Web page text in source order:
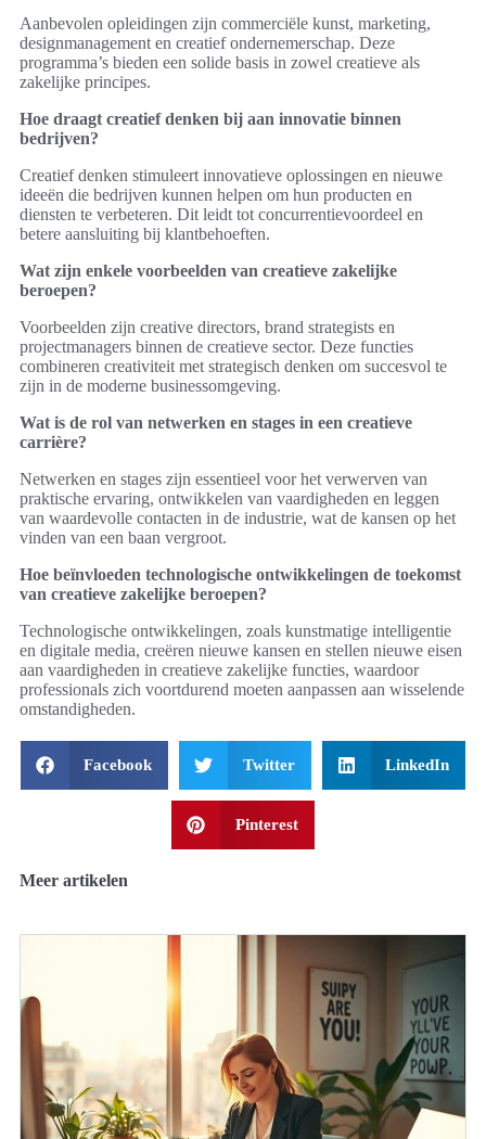
Aanbevolen opleidingen zijn commerciële kunst, marketing,
designmanagement en creatief ondernemerschap. Deze
programma’s bieden een solide basis in zowel creatieve als
zakelijke principes.
Hoe draagt creatief denken bij aan innovatie binnen
bedrijven?
Creatief denken stimuleert innovatieve oplossingen en nieuwe
ideeën die bedrijven kunnen helpen om hun producten en
diensten te verbeteren. Dit leidt tot concurrentievoordeel en
betere aansluiting bij klantbehoeften.
Wat zijn enkele voorbeelden van creatieve zakelijke
beroepen?
Voorbeelden zijn creative directors, brand strategists en
projectmanagers binnen de creatieve sector. Deze functies
combineren creativiteit met strategisch denken om succesvol te
zijn in de moderne businessomgeving.
Wat is de rol van netwerken en stages in een creatieve
carrière?
Netwerken en stages zijn essentieel voor het verwerven van
praktische ervaring, ontwikkelen van vaardigheden en leggen
van waardevolle contacten in de industrie, wat de kansen op het
vinden van een baan vergroot.
Hoe beïnvloeden technologische ontwikkelingen de toekomst
van creatieve zakelijke beroepen?
Technologische ontwikkelingen, zoals kunstmatige intelligentie
en digitale media, creëren nieuwe kansen en stellen nieuwe eisen
aan vaardigheden in creatieve zakelijke functies, waardoor
professionals zich voortdurend moeten aanpassen aan wisselende
omstandigheden.
Facebook Twitter LinkedIn
Pinterest
Meer artikelen